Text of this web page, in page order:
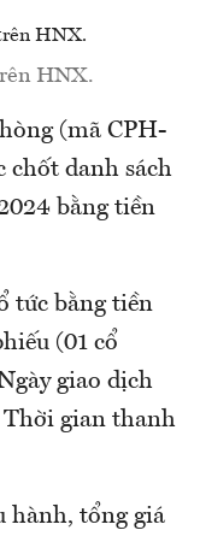
HNX.
(mã CPH-
chốt danh sách
bằng tiền
tức bằng tiền
(01 cổ
giao dịch
Thời gian thanh
hành, tổng giá